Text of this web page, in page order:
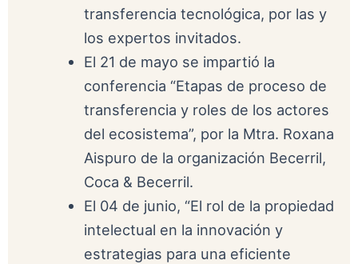
transferencia tecnológica, por las y
los expertos invitados.
El 21 de mayo se impartió la
conferencia “Etapas de proceso de
transferencia y roles de los actores
del ecosistema”, por la Mtra. Roxana
Aispuro de la organización Becerril,
Coca & Becerril.
El 04 de junio, “El rol de la propiedad
intelectual en la innovación y
estrategias para una eficiente